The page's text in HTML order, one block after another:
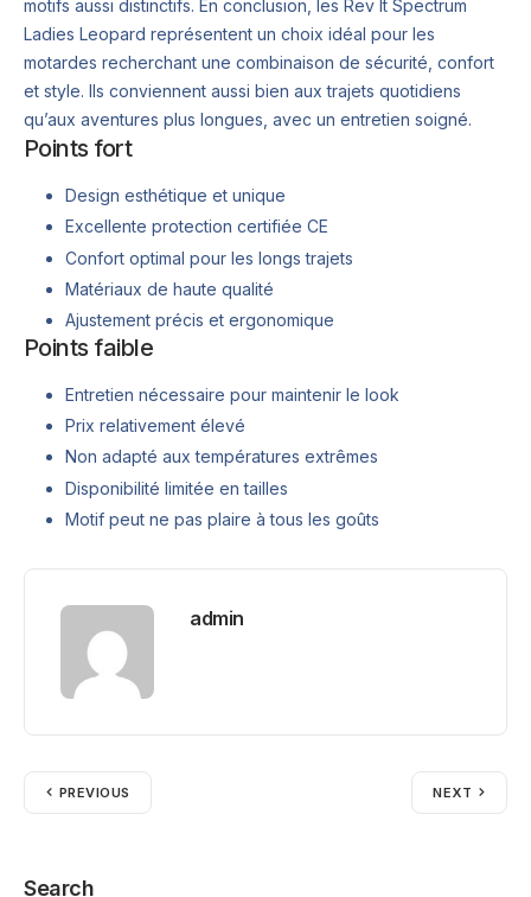
motifs aussi distinctifs. En conclusion, les Rev It Spectrum
Ladies Leopard représentent un choix idéal pour les
motardes recherchant une combinaison de sécurité, confort
et style. Ils conviennent aussi bien aux trajets quotidiens
qu’aux aventures plus longues, avec un entretien soigné.
Points fort
Design esthétique et unique
Excellente protection certifiée CE
Confort optimal pour les longs trajets
Matériaux de haute qualité
Ajustement précis et ergonomique
Points faible
Entretien nécessaire pour maintenir le look
Prix relativement élevé
Non adapté aux températures extrêmes
Disponibilité limitée en tailles
Motif peut ne pas plaire à tous les goûts
admin
PREVIOUS NEXT
Search